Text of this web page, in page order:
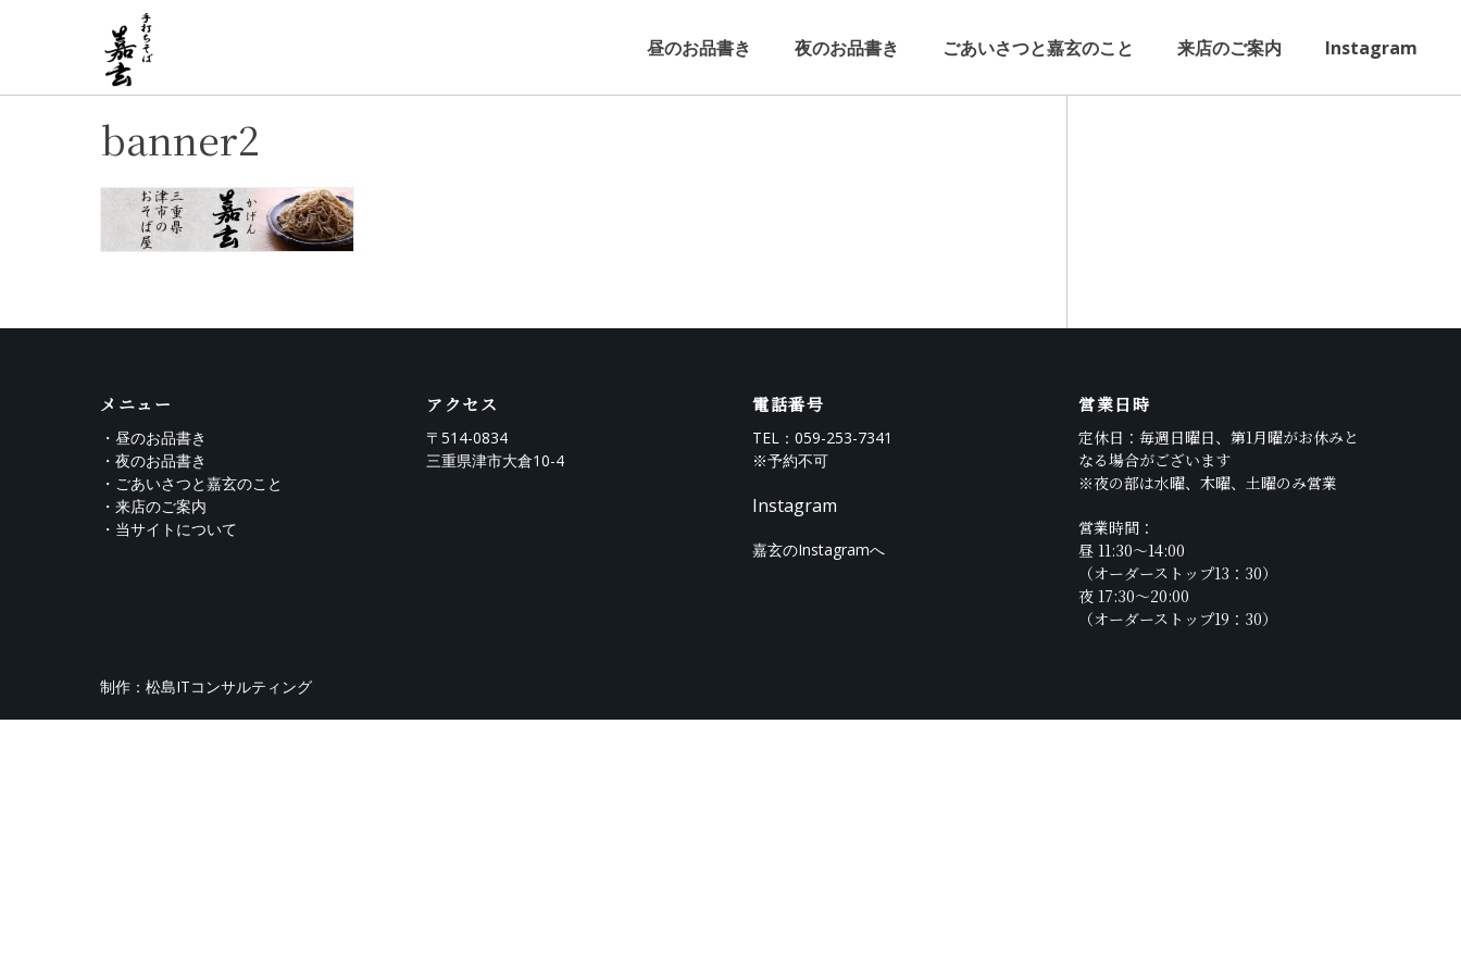
昼のお品書き 夜のお品書き ごあいさつと嘉玄のこと 来店のご案内 Instagram
banner2
メニュー
・昼のお品書き
・夜のお品書き
・ごあいさつと嘉玄のこと
・来店のご案内
・当サイトについて
アクセス
〒514-0834
三重県津市大倉10-4
電話番号
TEL： 059-253-7341
※予約不可
Instagram
嘉玄のInstagramへ
営業日時
定休日：毎週日曜日、第1月曜がお休みと
なる場合がございます
※夜の部は水曜、木曜、土曜のみ営業
営業時間：
昼 11:30～14:00
（オーダーストップ13：30）
夜 17:30～20:00
（オーダーストップ19：30）
制作： 松島ITコンサルティング